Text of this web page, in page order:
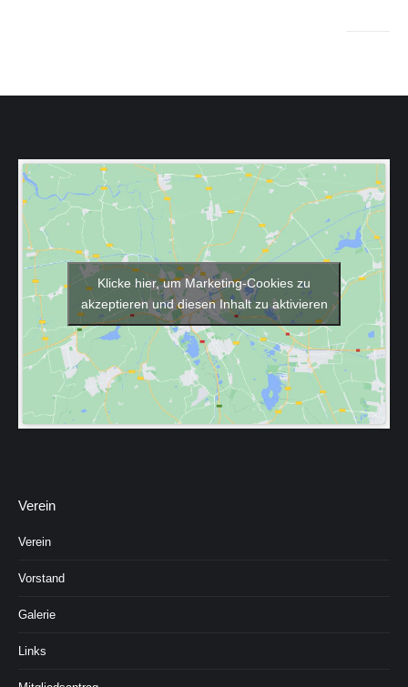
Klicke hier, um Marketing-Cookies zu
akzeptieren und diesen Inhalt zu aktivieren
Verein
Verein
Vorstand
Galerie
Links